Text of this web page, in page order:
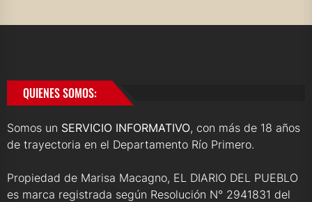
QUIENES SOMOS:
Somos un SERVICIO INFORMATIVO, con más de 18 años
de trayectoria en el Departamento Río Primero.
Propiedad de Marisa Macagno, EL DIARIO DEL PUEBLO
es marca registrada según Resolución N° 2941831 del